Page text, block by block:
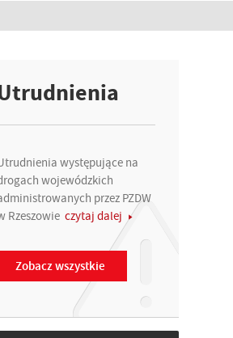
występujące na
wojewódzkich
przez PZDW
Rzeszowie czytaj dalej
Zobacz wszystkie